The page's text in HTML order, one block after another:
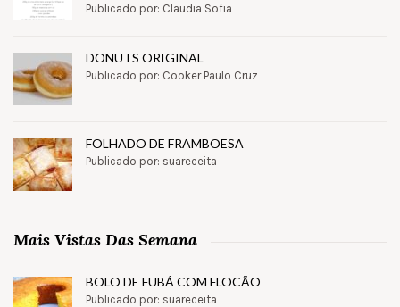
Publicado por: Claudia Sofia
DONUTS ORIGINAL
Publicado por: Cooker Paulo Cruz
FOLHADO DE FRAMBOESA
Publicado por: suareceita
Mais Vistas Das Semana
BOLO DE FUBÁ COM FLOCÃO
Publicado por: suareceita